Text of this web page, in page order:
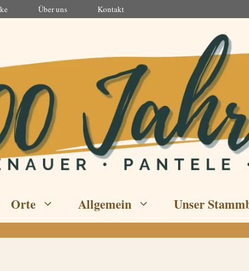
Über uns Kontakt
Orte Allgemein Unser